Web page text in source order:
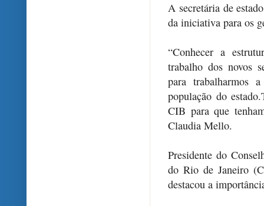
A secretária de
da iniciativa para os
“Conhecer a
trabalho dos novos
para trabalharmos
população do
CIB para que
Claudia Mello.
Presidente do
do Rio de Janeiro
destacou a